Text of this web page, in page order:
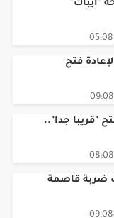
"ايباك"
فتح
"قريبا جدا"..
وقف ضربة قاصمة